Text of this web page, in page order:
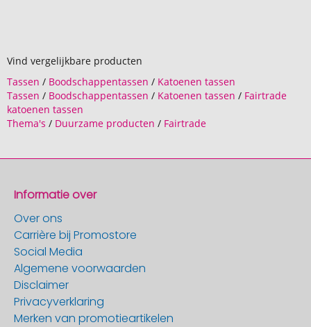
Vind vergelijkbare producten
Tassen / Boodschappentassen / Katoenen tassen
Tassen / Boodschappentassen / Katoenen tassen / Fairtrade
katoenen tassen
Thema's / Duurzame producten / Fairtrade
Informatie over
Over ons
Carrière bij Promostore
Social Media
Algemene voorwaarden
Disclaimer
Privacyverklaring
Merken van promotieartikelen